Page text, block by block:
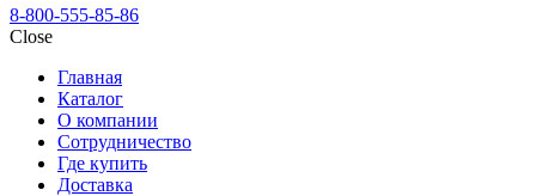
8-800-555-85-86
Close
Главная
Каталог
О компании
Сотрудничество
Где купить
Доставка